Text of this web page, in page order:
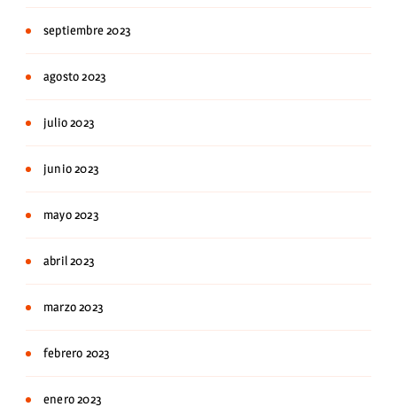
septiembre 2023
agosto 2023
julio 2023
junio 2023
mayo 2023
abril 2023
marzo 2023
febrero 2023
enero 2023